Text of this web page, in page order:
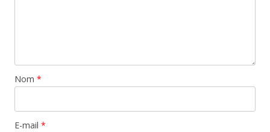
Nom *
E-mail *